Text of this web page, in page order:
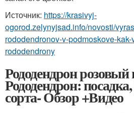
Источник: https://krasivyj-
ogorod.zelynyjsad.info/novosti/
rododendronov-v-podmoskove-
rododendrony
Рододендрон розовый
Рододендрон:
сорта- Обзор +Видео